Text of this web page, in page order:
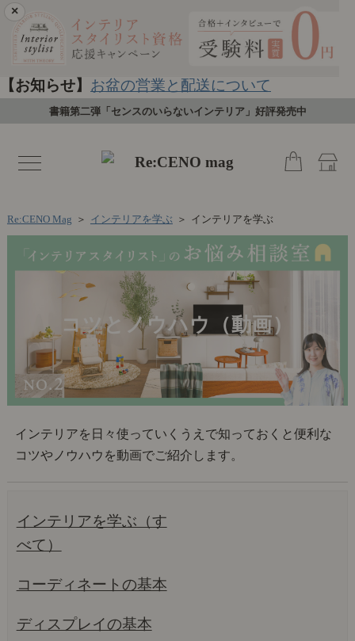
×
【お知らせ】 お盆の営業と配送について
書籍第二弾「センスのいらないインテリア」好評発売中
toggle
navigation
Re:CENO Mag ＞ インテリアを学ぶ ＞ インテリアを学ぶ
コツとノウハウ（動画）
インテリアを日々使っていくうえで知っておくと便利な
コツやノウハウを動画でご紹介します。
インテリアを学ぶ（す
べて）
コーディネートの基本
ディスプレイの基本